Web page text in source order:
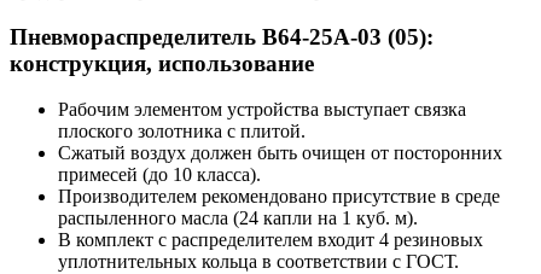
Пневмораспределитель В64-25А-03 (05):
конструкция, использование
Рабочим элементом устройства выступает связка
плоского золотника с плитой.
Сжатый воздух должен быть очищен от посторонних
примесей (до 10 класса).
Производителем рекомендовано присутствие в среде
распыленного масла (24 капли на 1 куб. м).
В комплект с распределителем входит 4 резиновых
уплотнительных кольца в соответствии с ГОСТ.